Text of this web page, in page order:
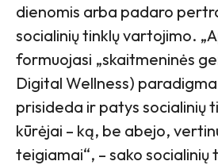
dienomis arba padaro
socialinių tinklų vartojimo.
formuojasi „skaitmeninės
Digital Wellness)
prisideda ir patys socialinių
kūrėjai – ką, be abejo,
teigiamai“, – sako socialinių